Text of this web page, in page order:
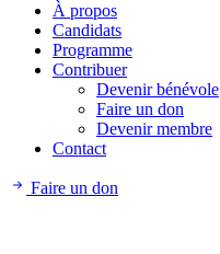
À propos
Candidats
Programme
Contribuer
Devenir bénévole
Faire un don
Devenir membre
Contact
Faire un don